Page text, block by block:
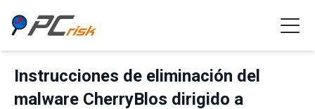
Instrucciones de eliminación del
malware CherryBlos dirigido a